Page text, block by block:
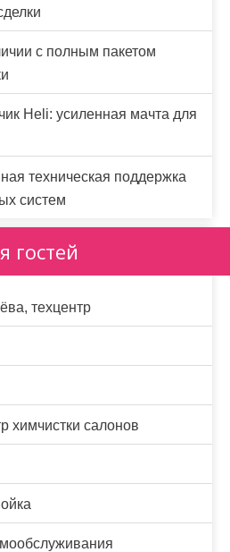
с полным пакетом
Heli: усиленная мачта для
техническая поддержка
систем
гостей
техцентр
химчистки салонов